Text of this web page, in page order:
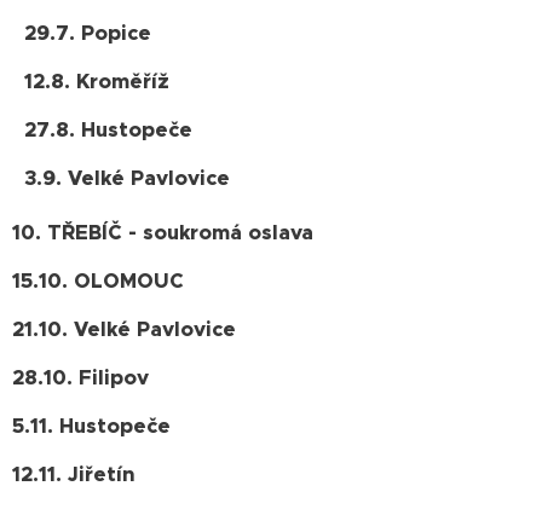
29.7. Popice
12.8. Kroměříž
27.8. Hustopeče
3.9. Velké Pavlovice
10. TŘEBÍČ - soukromá oslava
15.10. OLOMOUC
21.10. Velké Pavlovice
28.10. Filipov
5.11. Hustopeče
12.11. Jiřetín